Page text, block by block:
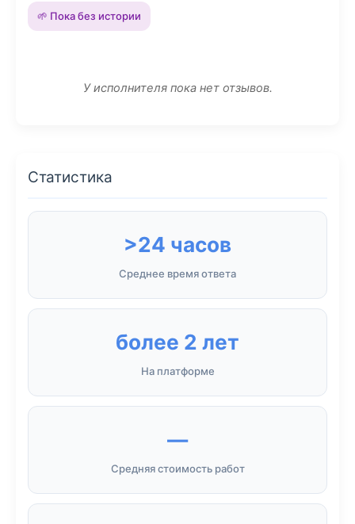
🌱 Пока без истории
У исполнителя пока нет отзывов.
Статистика
>24 часов
Среднее время ответа
более 2 лет
На платформе
—
Средняя стоимость работ